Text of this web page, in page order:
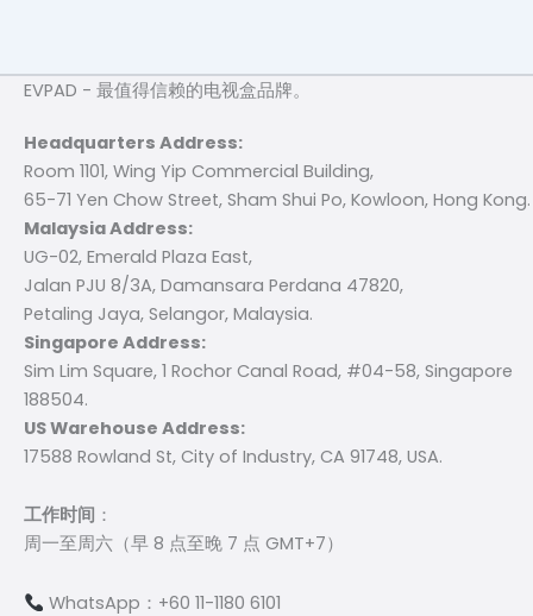
EVPAD - 最值得信赖的电视盒品牌。
Headquarters Address:
Room 1101, Wing Yip Commercial Building,
65-71 Yen Chow Street, Sham Shui Po, Kowloon, Hong Kong.
Malaysia Address:
UG-02, Emerald Plaza East,
Jalan PJU 8/3A, Damansara Perdana 47820,
Petaling Jaya, Selangor, Malaysia.
Singapore Address:
Sim Lim Square, 1 Rochor Canal Road, #04-58, Singapore
188504.
US Warehouse Address:
17588 Rowland St, City of Industry, CA 91748, USA.
工作时间 ：
周一至周六（早 8 点至晚 7 点 GMT+7）
WhatsApp：+60 11-1180 6101